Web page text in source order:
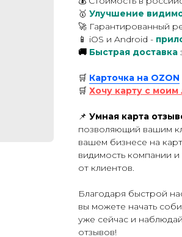
🥇 Улучшение
🚀 Гарантированный
📱 iOS и Android -
🚚 Быстрая доставка
🛒 Карточка на OZON
🛒 Хочу карту с моим
📌 Умная карта
позволяющий вашим
вашем бизнесе на
видимость компании
от клиентов.
Благодаря быстрой
вы можете начать
уже сейчас и
отзывов!